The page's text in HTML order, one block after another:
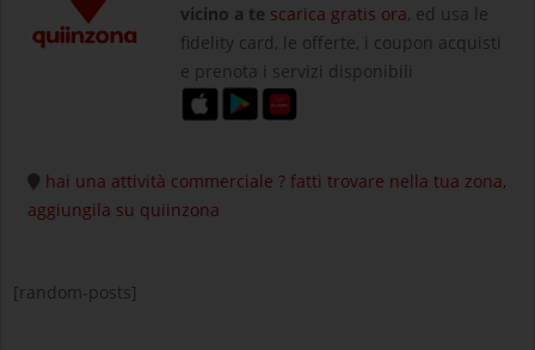
vicino a te scarica gratis ora, ed usa le
fidelity card, le offerte, i coupon acquisti
e prenota i servizi disponibili
hai una attività commerciale ? fatti trovare nella tua zona,
aggiungila su quiinzona
[random-posts]